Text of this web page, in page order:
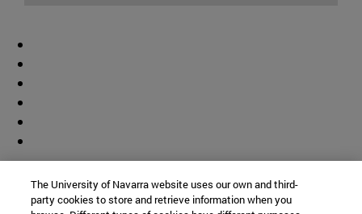
The University of Navarra website uses our own and third-
party cookies to store and retrieve information when you